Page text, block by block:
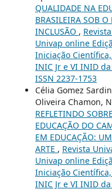
QUALIDADE NA
BRASILEIRA SOB
INCLUSÃO ,
Univap online
Iniciação
INIC Jr e VI INID
ISSN 2237-1753
Célia Gomez
Oliveira Chamon,
REFLETINDO
EDUCAÇÃO DO
EM EDUCAÇÃO:
ARTE , Revista
Univap online
Iniciação
INIC Jr e VI INID